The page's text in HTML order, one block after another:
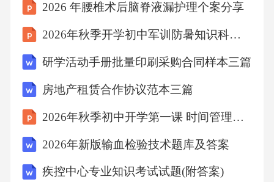
2026 年腰椎术后脑脊液漏护理个案分享
2026年秋季开学初中军训防暑知识科普班会
研学活动手册批量印刷采购合同样本三篇
房地产租赁合作协议范本三篇
2026年秋季初中开学第一课 时间管理与高效学习课件
2026年新版输血检验技术题库及答案
疾控中心专业知识考试试题(附答案)